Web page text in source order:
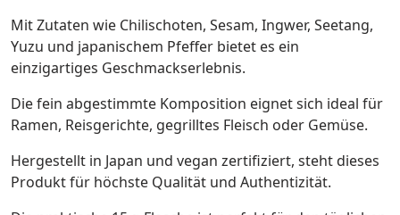
Mit Zutaten wie Chilischoten, Sesam, Ingwer, Seetang,
Yuzu und japanischem Pfeffer bietet es ein
einzigartiges Geschmackserlebnis.
Die fein abgestimmte Komposition eignet sich ideal für
Ramen, Reisgerichte, gegrilltes Fleisch oder Gemüse.
Hergestellt in Japan und vegan zertifiziert, steht dieses
Produkt für höchste Qualität und Authentizität.